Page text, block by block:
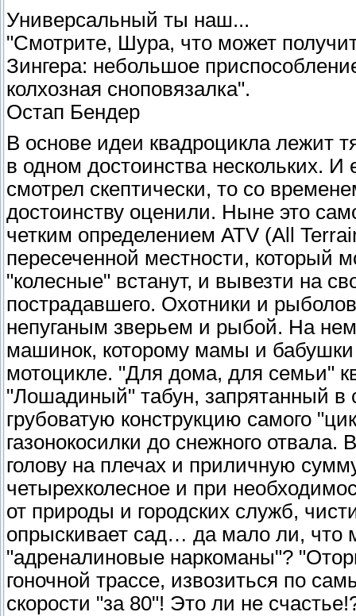
Универсальный ты наш...
"Смотрите, Шура, что может
Зингера: небольшое
колхозная сноповязалка".
Остап Бендер
В основе идеи квадроцикла лежит
в одном достоинства нескольких.
смотрел скептически, то со
достоинству оценили. Ныне это
четким определением ATV (All
пересеченной местности, который
"колесные" встанут, и вывезти на
пострадавшего. Охотники и
непуганым зверьем и рыбой. На
машинок, которому мамы и бабушки
мотоцикле. "Для дома, для семьи"
"Лошадиный" табун, запрятанный в
грубоватую конструкцию самого
газонокосилки до снежного
голову на плечах и приличную
четырехколесное и при
от природы и городских служб,
опрыскивает сад… да мало ли, что
"адреналиновые наркоманы"?
гоночной трассе, извозиться по
скорости "за 80"! Это ли не